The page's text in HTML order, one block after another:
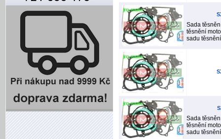
Sada
těsnění
sadu
Sada
těsnění
sadu